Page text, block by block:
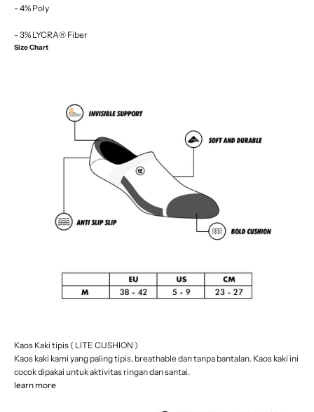
- 4% Poly
- 3% LYCRA® Fiber
Size Chart
Kaos Kaki tipis ( LITE CUSHION )
Kaos kaki kami yang paling tipis, breathable dan tanpa bantalan. Kaos kaki ini
cocok dipakai untuk aktivitas ringan dan santai.
learn more